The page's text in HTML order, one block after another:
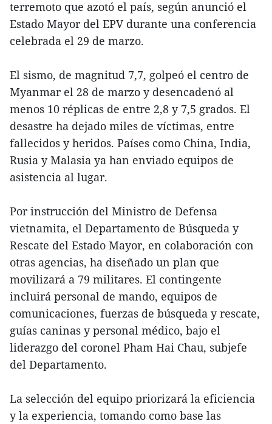
terremoto que azotó el país, según anunció el
Estado Mayor del EPV durante una conferencia
celebrada el 29 de marzo.
El sismo, de magnitud 7,7, golpeó el centro de
Myanmar el 28 de marzo y desencadenó al
menos 10 réplicas de entre 2,8 y 7,5 grados. El
desastre ha dejado miles de víctimas, entre
fallecidos y heridos. Países como China, India,
Rusia y Malasia ya han enviado equipos de
asistencia al lugar.
Por instrucción del Ministro de Defensa
vietnamita, el Departamento de Búsqueda y
Rescate del Estado Mayor, en colaboración con
otras agencias, ha diseñado un plan que
movilizará a 79 militares. El contingente
incluirá personal de mando, equipos de
comunicaciones, fuerzas de búsqueda y rescate,
guías caninas y personal médico, bajo el
liderazgo del coronel Pham Hai Chau, subjefe
del Departamento.
La selección del equipo priorizará la eficiencia
y la experiencia, tomando como base las